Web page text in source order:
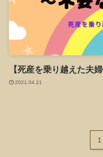
【死産を乗り越えた
2021.04.21
1